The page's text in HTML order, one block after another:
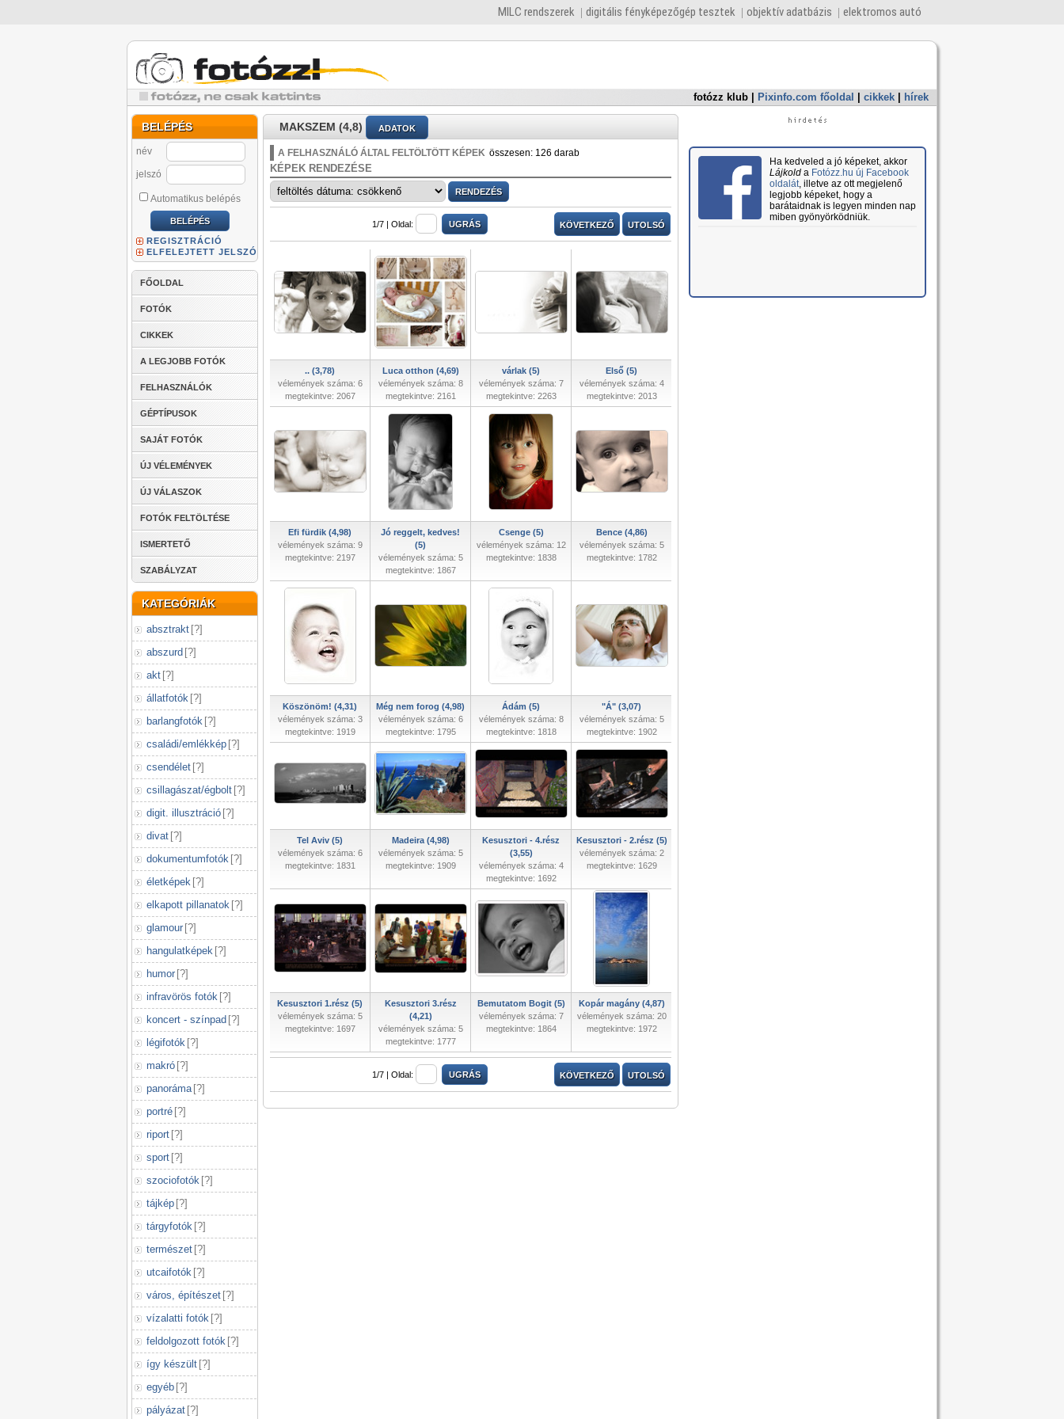
MILC rendszerek digitális fényképezőgép tesztek objektív adatbázis elektromos autó
fotózz klub Pixinfo.com főoldal cikkek hírek
BELÉPÉS
név
jelszó
Automatikus belépés
REGISZTRÁCIÓ
ELFELEJTETT JELSZÓ
FŐOLDAL
FOTÓK
CIKKEK
A LEGJOBB FOTÓK
FELHASZNÁLÓK
GÉPTÍPUSOK
SAJÁT FOTÓK
ÚJ VÉLEMÉNYEK
ÚJ VÁLASZOK
FOTÓK FELTÖLTÉSE
ISMERTETŐ
SZABÁLYZAT
KATEGÓRIÁK
absztrakt [?]
abszurd [?]
akt [?]
állatfotók [?]
barlangfotók [?]
családi/emlékkép [?]
csendélet [?]
csillagászat/égbolt [?]
digit. illusztráció [?]
divat [?]
dokumentumfotók [?]
életképek [?]
elkapott pillanatok [?]
glamour [?]
hangulatképek [?]
humor [?]
infravörös fotók [?]
koncert - színpad [?]
légifotók [?]
makró [?]
panoráma [?]
portré [?]
riport [?]
sport [?]
szociofotók [?]
tájkép [?]
tárgyfotók [?]
természet [?]
utcaifotók [?]
város, építészet [?]
vízalatti fotók [?]
feldolgozott fotók [?]
így készült [?]
egyéb [?]
pályázat [?]
MAKSZEM (4,8) ADATOK
A FELHASZNÁLÓ ÁLTAL FELTÖLTÖTT KÉPEK összesen: 126 darab
KÉPEK RENDEZÉSE
1/7 | Oldal: KÖVETKEZŐ UTOLSÓ
.. (3,78)
vélemények száma: 6
megtekintve: 2067
Luca otthon (4,69)
vélemények száma: 8
megtekintve: 2161
várlak (5)
vélemények száma: 7
megtekintve: 2263
Első (5)
vélemények száma: 4
megtekintve: 2013
Efi fürdik (4,98)
vélemények száma: 9
megtekintve: 2197
Jó reggelt, kedves!
(5)
vélemények száma: 5
megtekintve: 1867
Csenge (5)
vélemények száma: 12
megtekintve: 1838
Bence (4,86)
vélemények száma: 5
megtekintve: 1782
Köszönöm! (4,31)
vélemények száma: 3
megtekintve: 1919
Még nem forog (4,98)
vélemények száma: 6
megtekintve: 1795
Ádám (5)
vélemények száma: 8
megtekintve: 1818
"Á" (3,07)
vélemények száma: 5
megtekintve: 1902
Tel Aviv (5)
vélemények száma: 6
megtekintve: 1831
Madeira (4,98)
vélemények száma: 5
megtekintve: 1909
Kesusztori - 4.rész
(3,55)
vélemények száma: 4
megtekintve: 1692
Kesusztori - 2.rész (5)
vélemények száma: 2
megtekintve: 1629
Kesusztori 1.rész (5)
vélemények száma: 5
megtekintve: 1697
Kesusztori 3.rész
(4,21)
vélemények száma: 5
megtekintve: 1777
Bemutatom Bogit (5)
vélemények száma: 7
megtekintve: 1864
Kopár magány (4,87)
vélemények száma: 20
megtekintve: 1972
1/7 | Oldal: KÖVETKEZŐ UTOLSÓ
Ha kedveled a jó képeket, akkor
Lájkolda Fotózz.hu új Facebook
oldalát, illetve az ott megjelenő
legjobb képeket, hogy a
barátaidnak is legyen minden nap
miben gyönyörködniük.